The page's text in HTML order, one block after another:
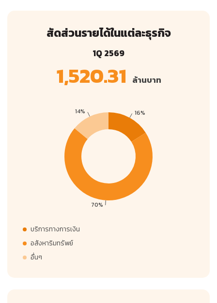
สัดส่วนรายได้ในแต่ละธุรกิจ
1Q 2569
1,520.31 ล้านบาท
บริการทางการเงิน
อสังหาริมทรัพย์
อื่นๆ